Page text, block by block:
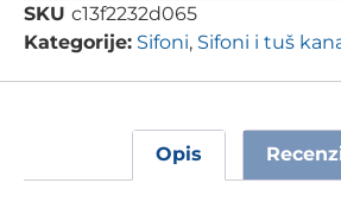
SKU c13f2232d065
Kategorije: Sifoni, Sifoni i tuš
Opis